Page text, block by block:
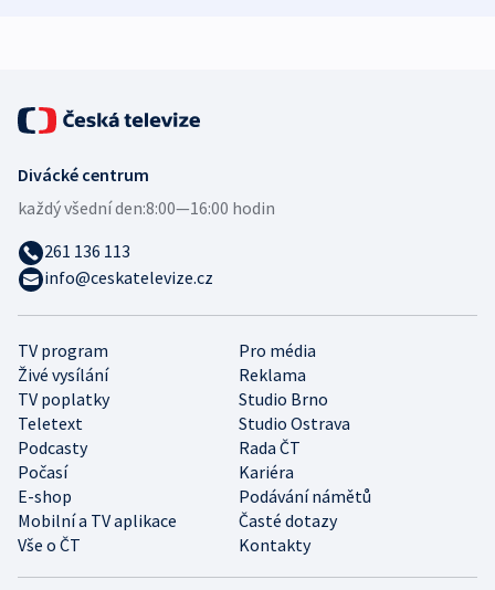
TV program
Pro média
Živé vysílání
Reklama
TV poplatky
Studio Brno
Teletext
Studio Ostrava
Podcasty
Rada ČT
Počasí
Kariéra
E-shop
Podávání námětů
Mobilní a TV aplikace
Časté dotazy
Vše o ČT
Kontakty
Divácké centrum
každý všední den:8:00—16:00 hodin
261 136 113
info@ceskatelevize.cz